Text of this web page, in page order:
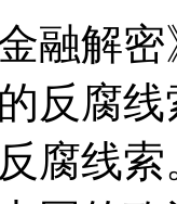
融解
反腐
腐线